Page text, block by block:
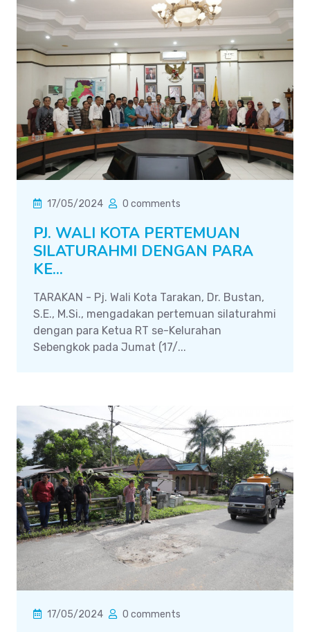
17/05/2024 0 comments
PJ. WALI KOTA PERTEMUAN
SILATURAHMI DENGAN PARA
KE...
TARAKAN - Pj. Wali Kota Tarakan, Dr. Bustan,
S.E., M.Si., mengadakan pertemuan silaturahmi
dengan para Ketua RT se-Kelurahan
Sebengkok pada Jumat (17/...
17/05/2024 0 comments